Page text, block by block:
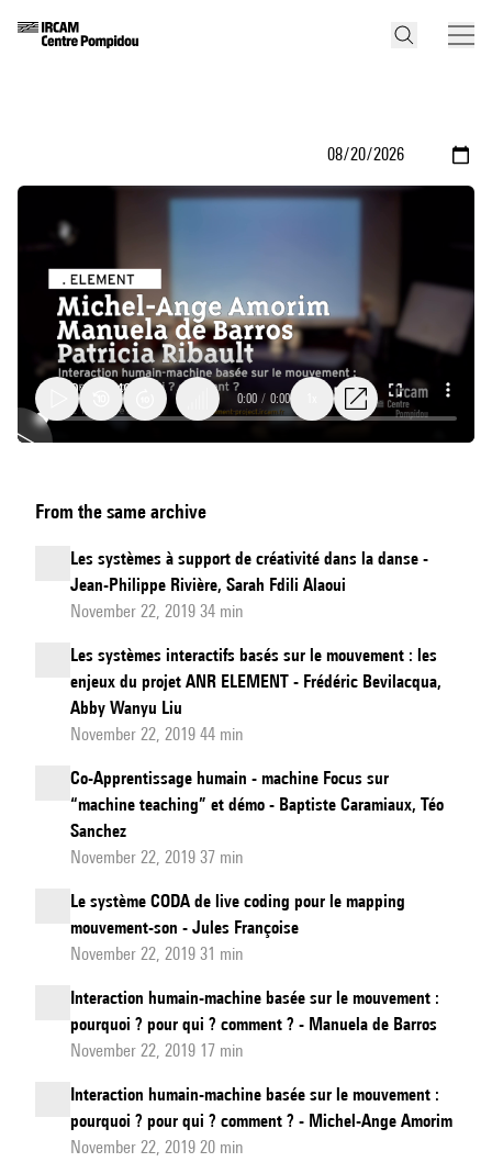
ronde
0:00 / 0:00
From the same archive
Les systèmes à support de créativité dans la danse -
Jean-Philippe Rivière, Sarah Fdili Alaoui
November 22, 2019 34 min
Les systèmes interactifs basés sur le mouvement : les
enjeux du projet ANR ELEMENT - Frédéric Bevilacqua,
Abby Wanyu Liu
November 22, 2019 44 min
Co-Apprentissage humain - machine Focus sur
“machine teaching” et démo - Baptiste Caramiaux, Téo
Sanchez
November 22, 2019 37 min
Le système CODA de live coding pour le mapping
mouvement-son - Jules Françoise
November 22, 2019 31 min
Interaction humain-machine basée sur le mouvement :
pourquoi ? pour qui ? comment ? - Manuela de Barros
November 22, 2019 17 min
Interaction humain-machine basée sur le mouvement :
pourquoi ? pour qui ? comment ? - Michel-Ange Amorim
November 22, 2019 20 min